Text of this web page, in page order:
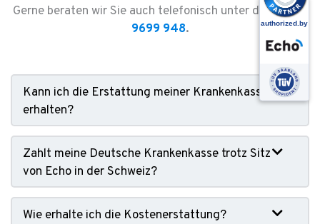
Gerne beraten wir Sie auch telefonisch unter der05971
9699 948.
Kann ich die Erstattung meiner Krankenkasse
erhalten?
Zahlt meine Deutsche Krankenkasse trotz Sitz
von Echo in der Schweiz?
Wie erhalte ich die Kostenerstattung?